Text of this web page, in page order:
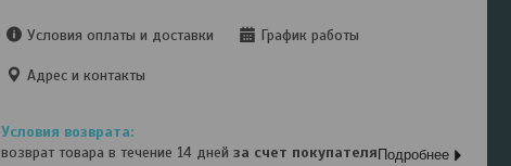
Условия оплаты и доставки График работы
Адрес и контакты
возврат товара в течение 14 днейза счет покупателя Подробнее